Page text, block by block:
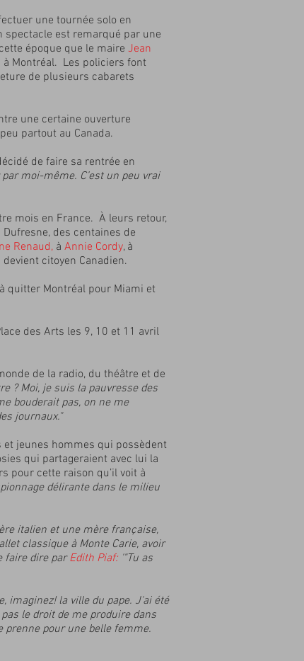
une tournée solo en
est remarqué par une
époque que le maire Jean
Montréal. Les policiers font
de plusieurs cabarets
une certaine ouverture
partout au Canada.
de faire sa rentrée en
moi-même. C’est un peu vrai
mois en France. À leurs retour,
des centaines de
Renaud, à Annie Cordy, à
citoyen Canadien.
quitter Montréal pour Miami et
des Arts les 9, 10 et 11 avril
de la radio, du théâtre et de
? Moi, je suis la pauvresse des
bouderait pas, on ne me
journaux."
et jeunes hommes qui possèdent
qui partageraient avec lui la
pour cette raison qu’il voit à
délirante dans le milieu
italien et une mère française,
classique à Monte Carie, avoir
faire dire parEdith Piaf: '"Tu as
imaginez! la ville du pape. J'ai été
le droit de me produire dans
pour une belle femme.